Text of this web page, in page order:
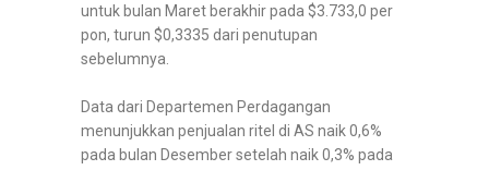
untuk bulan Maret berakhir pada $3.733,0 per
pon, turun $0,3335 dari penutupan
sebelumnya.
Data dari Departemen Perdagangan
menunjukkan penjualan ritel di AS naik 0,6%
pada bulan Desember setelah naik 0,3% pada